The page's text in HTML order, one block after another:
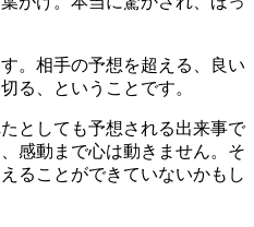
。相手の予想を超える、良い
る、ということです。
としても予想される出来事で
感動まで心は動きません。そ
ることができていないかもし